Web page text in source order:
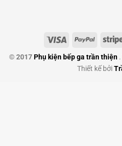
Visa PayPal
© 2017Phụ kiện bếp ga trần thiện.
Thiết kế bởi